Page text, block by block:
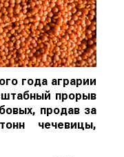
года аграрии
прорыв
продав за
чечевицы,